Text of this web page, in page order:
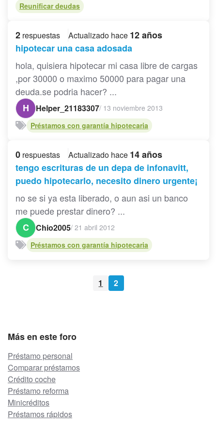
Reunificar deudas
2 respuestas Actualizado hace 12 años
hipotecar una casa adosada
hola, quisiera hipotecar mi casa libre de cargas
,por 30000 o maximo 50000 para pagar una
deuda.se podria hacer? ...
H
Helper_21183307/ 13 noviembre 2013
Préstamos con garantía hipotecaria
0 respuestas Actualizado hace 14 años
tengo escrituras de un depa de infonavitt,
puedo hipotecarlo, necesito dinero urgente¡
no se si ya esta liberado, o aun asi un banco
me puede prestar dinero? ...
C
Chio2005/ 21 abril 2012
Préstamos con garantía hipotecaria
1 2
Más en este foro
Préstamo personal
Comparar préstamos
Crédito coche
Préstamo reforma
Minicréditos
Préstamos rápidos